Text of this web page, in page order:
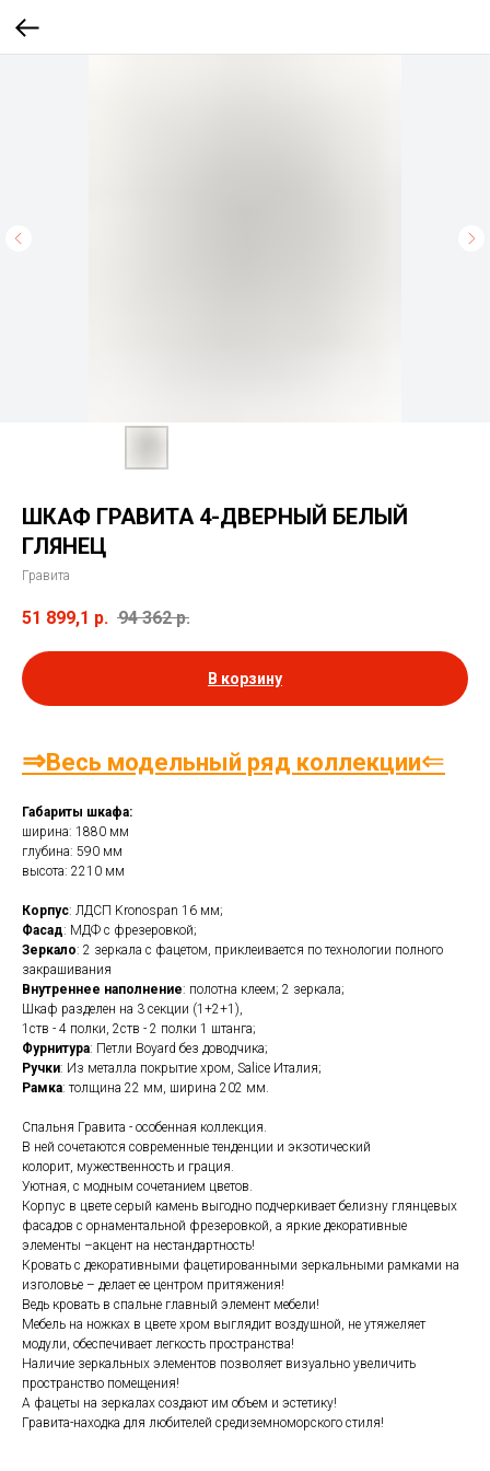
ШКАФ ГРАВИТА 4-ДВЕРНЫЙ БЕЛЫЙ
ГЛЯНЕЦ
Гравита
51 899,1 р. 94 362 р.
В корзину
⇒Весь модельный ряд коллекции⇐
Габариты шкафа:
ширина: 1880 мм
глубина: 590 мм
высота: 2210 мм
Корпус: ЛДСП Kronospan 16 мм;
Фасад: МДФ с фрезеровкой;
Зеркало: 2 зеркала с фацетом, приклеивается по технологии полного
закрашивания
Внутреннее наполнение: полотна клеем; 2 зеркала;
Шкаф разделен на 3 секции (1+2+1),
1ств - 4 полки, 2ств - 2 полки 1 штанга;
Фурнитура: Петли Boyard без доводчика;
Ручки: Из металла покрытие хром, Salice Италия;
Рамка: толщина 22 мм, ширина 202 мм.
Спальня Гравита - особенная коллекция.
В ней сочетаются современные тенденции и экзотический
колорит, мужественность и грация.
Уютная, с модным сочетанием цветов.
Корпус в цвете серый камень выгодно подчеркивает белизну глянцевых
фасадов с орнаментальной фрезеровкой, а яркие декоративные
элементы –акцент на нестандартность!
Кровать с декоративными фацетированными зеркальными рамками на
изголовье – делает ее центром притяжения!
Ведь кровать в спальне главный элемент мебели!
Мебель на ножках в цвете хром выглядит воздушной, не утяжеляет
модули, обеспечивает легкость пространства!
Наличие зеркальных элементов позволяет визуально увеличить
пространство помещения!
А фацеты на зеркалах создают им объем и эстетику!
Гравита-находка для любителей средиземноморского стиля!